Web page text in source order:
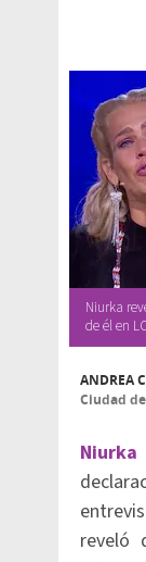
Niurka
de él en
ANDREA
Ciudad
reveló